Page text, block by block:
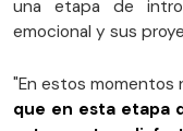
una etapa de
emocional y sus
"En estos momentos
que en esta etapa